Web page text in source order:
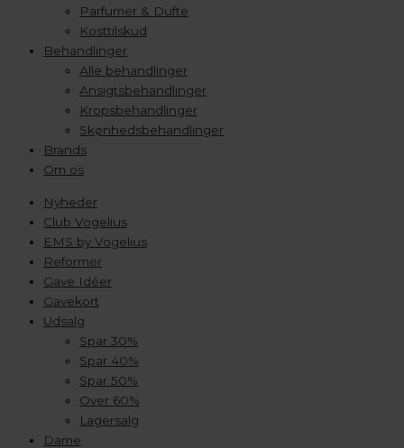
Parfumer & Dufte
Kosttilskud
Behandlinger
Alle behandlinger
Ansigtsbehandlinger
Kropsbehandlinger
Skønhedsbehandlinger
Brands
Om os
Nyheder
Club Vogelius
EMS by Vogelius
Reformer
Gave Idéer
Gavekort
Udsalg
Spar 30%
Spar 40%
Spar 50%
Over 60%
Lagersalg
Dame